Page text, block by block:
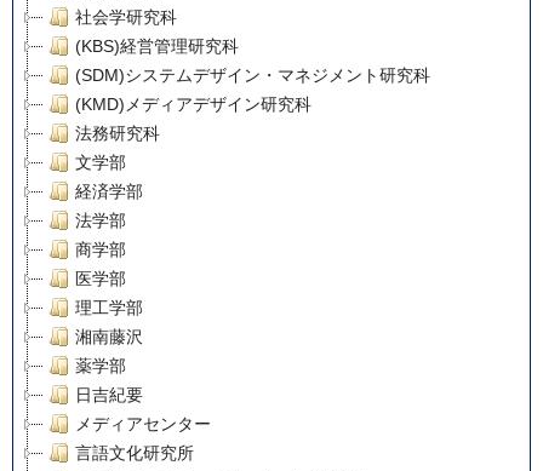
社会学研究科
(KBS)経営管理研究科
(SDM)システムデザイン・マネジメント研究科
(KMD)メディアデザイン研究科
法務研究科
文学部
経済学部
法学部
商学部
医学部
理工学部
湘南藤沢
薬学部
日吉紀要
メディアセンター
言語文化研究所